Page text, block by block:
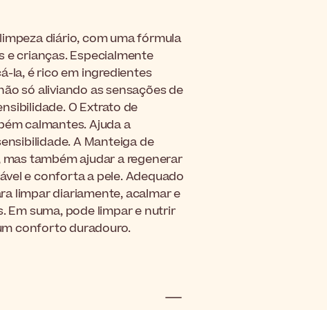
diário, com uma fórmula
e crianças. Especialmente
la, é rico em ingredientes
só aliviando as sensações de
O Extrato de
calmantes. Ajuda a
A Manteiga de
também ajudar a regenerar
e conforta a pele. Adequado
limpar diariamente, acalmar e
Em suma, pode limpar e nutrir
conforto duradouro.